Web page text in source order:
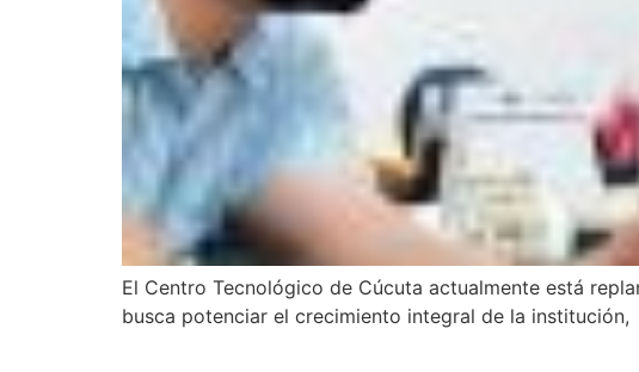
El Centro Tecnológico de Cúcuta actualmente está
busca potenciar el crecimiento integral de la institución,